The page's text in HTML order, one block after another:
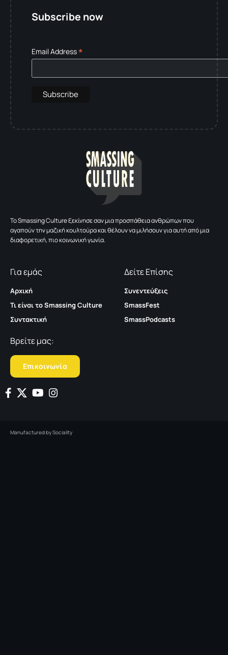
Subscribe now
Email Address*
To Smassing Culture ξεκίνησε σαν μια προσπάθεια ανθρώπων που
αγαπούν την μαζική κουλτούρα και θέλουν να μιλήσουν για αυτή από μια
διαφορετική, πιο κοινωνική γωνία.
Για εμάς
Αρχική
Τι είναι το Smassing Culture
Συντακτική
Δείτε Επίσης
Συνεντεύξεις
SmassFest
SmassPodcasts
Βρείτε μας:
Επικοινωνία
Manufactured bySociality